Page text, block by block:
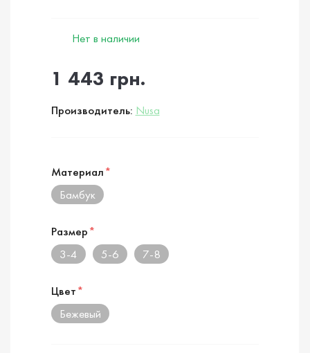
Нет в наличии
1 443 грн.
Производитель: Nusa
Материал*
Бамбук
Размер*
3-4
5-6 7-8
Цвет*
Бежевый